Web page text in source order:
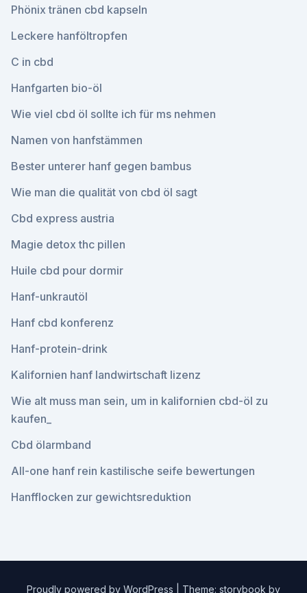
Phönix tränen cbd kapseln
Leckere hanföltropfen
C in cbd
Hanfgarten bio-öl
Wie viel cbd öl sollte ich für ms nehmen
Namen von hanfstämmen
Bester unterer hanf gegen bambus
Wie man die qualität von cbd öl sagt
Cbd express austria
Magie detox thc pillen
Huile cbd pour dormir
Hanf-unkrautöl
Hanf cbd konferenz
Hanf-protein-drink
Kalifornien hanf landwirtschaft lizenz
Wie alt muss man sein, um in kalifornien cbd-öl zu
kaufen_
Cbd ölarmband
All-one hanf rein kastilische seife bewertungen
Hanfflocken zur gewichtsreduktion
Proudly powered by WordPress Theme: storybook by